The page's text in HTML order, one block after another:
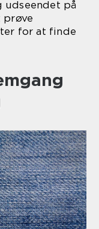
på
prøve
for at finde